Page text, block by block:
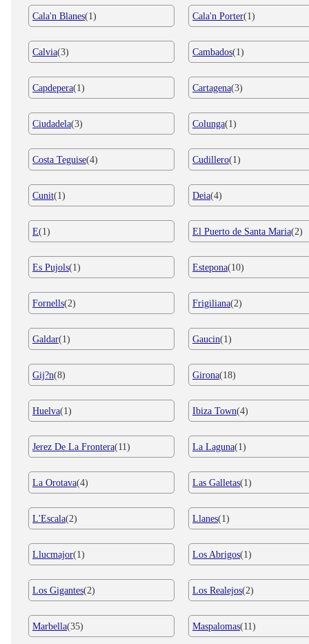
Cala'n Blanes(1) Cala'n Porter(1)
Calvia(3) Cambados(1)
Capdepera(1) Cartagena(3)
Ciudadela(3) Colunga(1)
Costa Teguise(4) Cudillero(1)
Cunit(1) Deia(4)
E(1) El Puerto de Santa Maria(2)
Es Pujols(1) Estepona(10)
Fornells(2) Frigiliana(2)
Galdar(1) Gaucin(1)
Gij?n(8) Girona(18)
Huelva(1) Ibiza Town(4)
Jerez De La Frontera(11) La Laguna(1)
La Orotava(4) Las Galletas(1)
L'Escala(2) Llanes(1)
Llucmajor(1) Los Abrigos(1)
Los Gigantes(2) Los Realejos(2)
Marbella(35) Maspalomas(11)